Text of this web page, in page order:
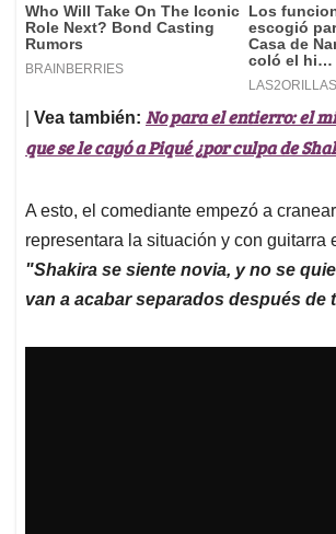
Vea también: No para el entierro: el
que se le cayó a Piqué ¿por culpa de
A esto, el comediante empezó a
representara la situación y con guitarra
"Shakira se siente novia, y no se
van a acabar separados después de